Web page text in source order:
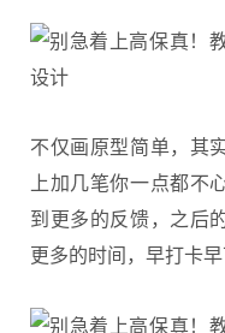
不仅画原型简单，其
上加几笔你一点都不
到更多的反馈，之后
更多的时间，早打卡早